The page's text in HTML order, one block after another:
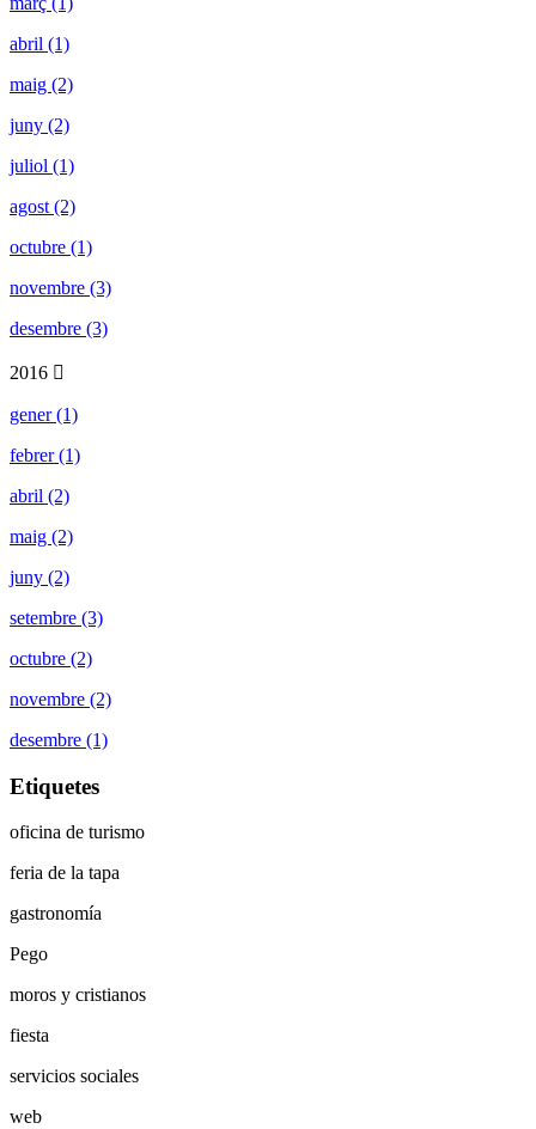
abril (1)
maig (2)
juny (2)
juliol (1)
agost (2)
octubre (1)
novembre (3)
desembre (3)
2016
gener (1)
febrer (1)
abril (2)
maig (2)
juny (2)
setembre (3)
octubre (2)
novembre (2)
desembre (1)
Etiquetes
oficina de turismo
feria de la tapa
gastronomía
Pego
moros y cristianos
fiesta
servicios sociales
web